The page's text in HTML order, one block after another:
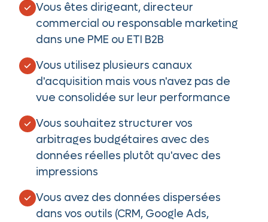
Vous êtes dirigeant, directeur
commercial ou responsable marketing
dans une PME ou ETI B2B
Vous utilisez plusieurs canaux
d'acquisition mais vous n'avez pas de
vue consolidée sur leur performance
Vous souhaitez structurer vos
arbitrages budgétaires avec des
données réelles plutôt qu'avec des
impressions
Vous avez des données dispersées
dans vos outils (CRM, Google Ads,